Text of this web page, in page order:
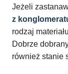
Jeżeli
z
rodzaj
Dobrze
również stanie